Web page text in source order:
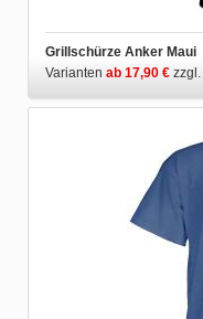
Grillschürze Anker Maui
Varianten ab 17,90 € zzgl.